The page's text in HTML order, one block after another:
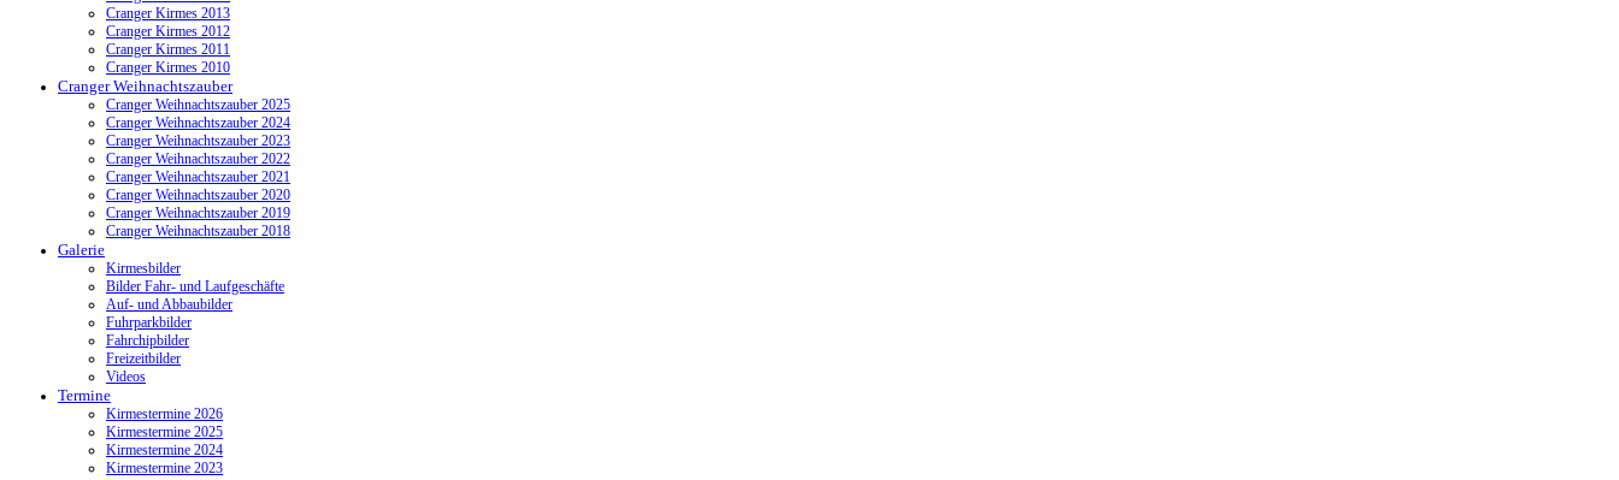
Cranger Kirmes 2013
Cranger Kirmes 2012
Cranger Kirmes 2011
Cranger Kirmes 2010
Cranger Weihnachtszauber
Cranger Weihnachtszauber 2025
Cranger Weihnachtszauber 2024
Cranger Weihnachtszauber 2023
Cranger Weihnachtszauber 2022
Cranger Weihnachtszauber 2021
Cranger Weihnachtszauber 2020
Cranger Weihnachtszauber 2019
Cranger Weihnachtszauber 2018
Galerie
Kirmesbilder
Bilder Fahr- und Laufgeschäfte
Auf- und Abbaubilder
Fuhrparkbilder
Fahrchipbilder
Freizeitbilder
Videos
Termine
Kirmestermine 2026
Kirmestermine 2025
Kirmestermine 2024
Kirmestermine 2023